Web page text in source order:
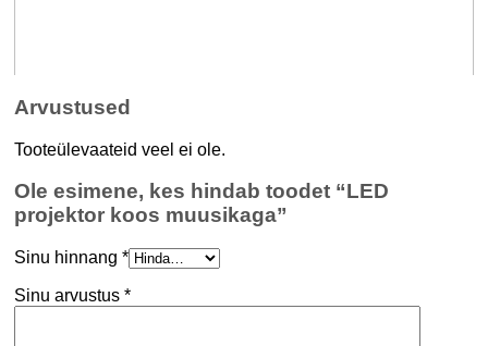
Arvustused
Tooteülevaateid veel ei ole.
Ole esimene, kes hindab toodet “LED
projektor koos muusikaga”
Sinu hinnang *
Sinu arvustus *